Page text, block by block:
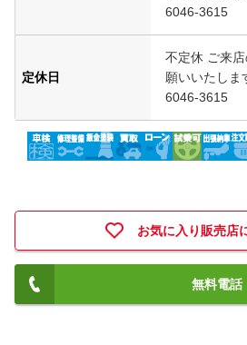
6046-3615
定休日
不定休 ご来
願いいたし
6046-3615
お気に入り販売店
無料電話